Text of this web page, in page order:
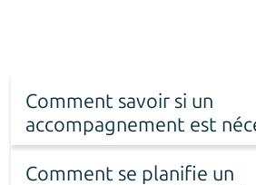
Comment savoir si un
accompagnement est
Comment se planifie un